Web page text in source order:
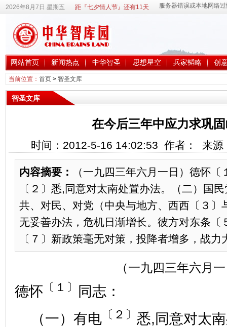
2026年8月7日 星期五 距『七夕情人节』还有11天
网站首页 新闻热点 中华智圣 思想星空 兵家韬略 创
当前位置： 首页> 智圣文库
智圣文库
在今后三年中应力求巩
时间：2012-5-16 14:02:53 作者： 来
内容摘要：
（一九四三年六月一日）德怀
〔２〕悉,同意对太南处置办法。（二）国
共、对民、对党（中央与地方、西西〔３〕
无妥善办法，危机日渐增长。彼方对东条〔
〔７〕新政策毫无对策，投降者增多，战
（一九四三年六月
德怀 〔１〕
同志：
（一）有电 〔２〕 悉,同意对太